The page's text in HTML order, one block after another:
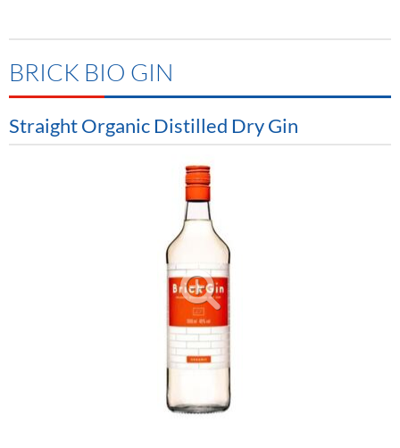
Kontakt
Neuigkeiten
Termine
Sirup
Spirituosen
Bier
Hygieneartikel & Desinfektion
Kommisionskauf & Lieferbedingungen
Fremddienstleistungen
BRICK BIO GIN
Straight Organic Distilled Dry Gin